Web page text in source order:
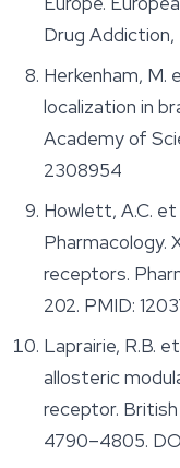
Drug Addiction,
Herkenham, M.
localization in
Academy of
2308954
Howlett, A.C.
Pharmacology.
receptors.
202. PMID:
Laprairie, R.B.
allosteric
receptor.
4790–4805.